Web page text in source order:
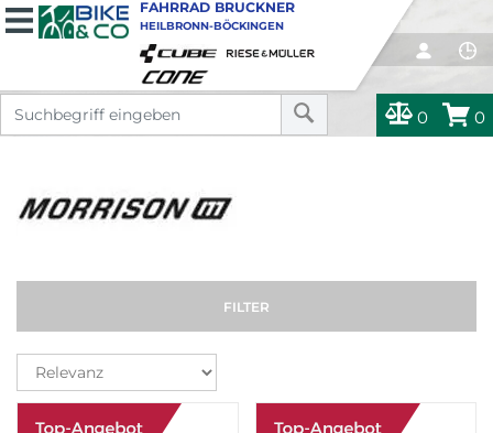
0 0
FAHRRAD BRUCKNER
HEILBRONN-BÖCKINGEN
FILTER